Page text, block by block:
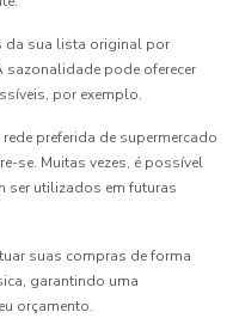
da sua lista original por
pode oferecer
por exemplo.
rede preferida de supermercado
se. Muitas vezes, é possível
ser utilizados em futuras
suas compras de forma
garantindo uma
orçamento.